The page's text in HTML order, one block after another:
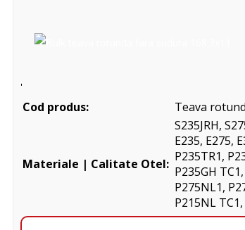
'
Cod produs: Teava
Materiale | Calitate Otel:
S235JRH,
E235, E275,
P235TR1,
P235GH
P275NL1,
P215NL